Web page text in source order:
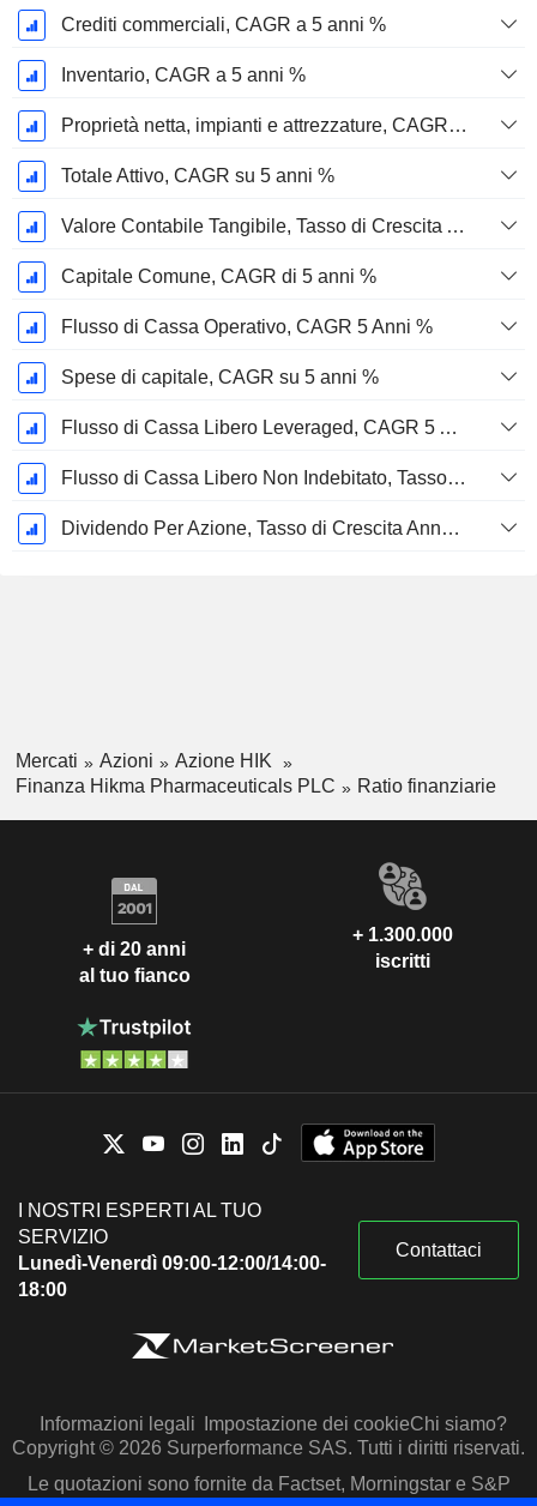
Crediti commerciali, CAGR a 5 anni %
Inventario, CAGR a 5 anni %
Proprietà netta, impianti e attrezzature, CAGR a 5 anni %
Totale Attivo, CAGR su 5 anni %
Valore Contabile Tangibile, Tasso di Crescita Annuo Composto a 5 Anni %
Capitale Comune, CAGR di 5 anni %
Flusso di Cassa Operativo, CAGR 5 Anni %
Spese di capitale, CAGR su 5 anni %
Flusso di Cassa Libero Leveraged, CAGR 5 Anni %
Flusso di Cassa Libero Non Indebitato, Tasso di Crescita Annuo Composto su 5 Anni %
Dividendo Per Azione, Tasso di Crescita Annuo Composto a 5 Anni %
Mercati Azioni
Azione HIK
Finanza Hikma Pharmaceuticals PLC
Ratio finanziarie
+ di 20 anni
al tuo fianco
+ 1.300.000
iscritti
I NOSTRI ESPERTI AL TUO
SERVIZIO
Lunedì-Venerdì 09:00-12:00/14:00-
18:00
Contattaci
Informazioni legali Impostazione dei cookieChi siamo?
Copyright © 2026 Surperformance SAS. Tutti i diritti riservati.
Le quotazioni sono fornite da Factset, Morningstar e S&P